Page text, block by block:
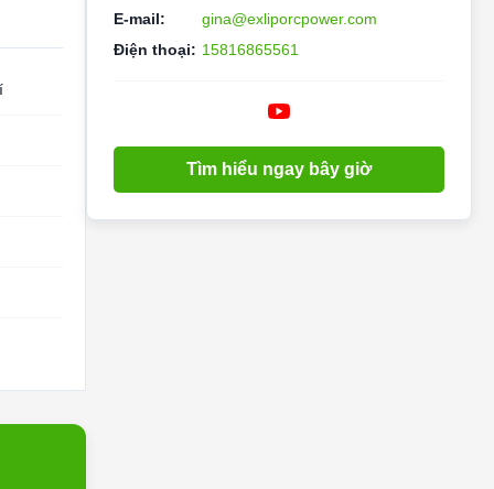
E-mail:
gina@exliporcpower.com
Điện thoại: 15816865561
Tìm hiểu ngay bây giờ